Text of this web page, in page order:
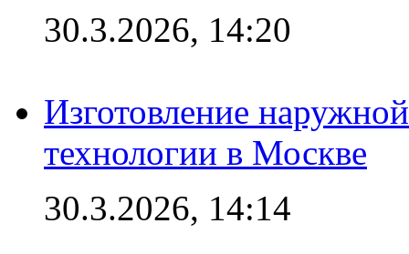
30.3.2026, 14:20
Изготовление
технологии в Москве
30.3.2026, 14:14